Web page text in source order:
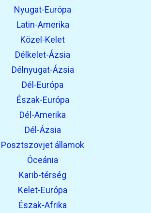
Nyugat-Európa
Latin-Amerika
Közel-Kelet
Délkelet-Ázsia
Délnyugat-Ázsia
Dél-Európa
Észak-Európa
Dél-Amerika
Dél-Ázsia
Posztszovjet államok
Óceánia
Karib-térség
Kelet-Európa
Észak-Afrika